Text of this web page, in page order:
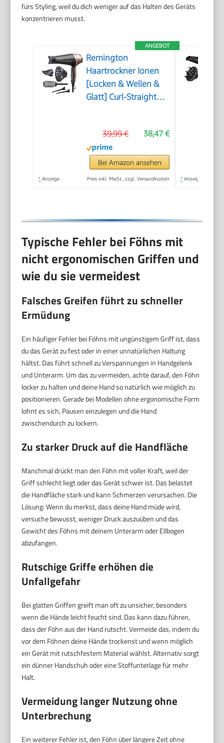
fürs Styling, weil du dich weniger auf das Halten des Geräts
konzentrieren musst.
ANGEBOT
Remington
Haartrockner Ionen
[Locken & Wellen &
Glatt] Curl-Straight
konisch & Locken-
Stylingdüse &
Diffusor, 45mm
Rundbürste &
38,47 €
39,99 €
Bei Amazon ansehen
* Anzeige Preis inkl. MwSt., zzgl. Versandkosten * Anzeige
Typische Fehler bei Föhns mit
nicht ergonomischen Griffen und
wie du sie vermeidest
Falsches Greifen führt zu schneller
Ermüdung
Ein häufiger Fehler bei Föhns mit ungünstigem Griff ist, dass
du das Gerät zu fest oder in einer unnatürlichen Haltung
hältst. Das führt schnell zu Verspannungen in Handgelenk
und Unterarm. Um das zu vermeiden, achte darauf, den Föhn
locker zu halten und deine Hand so natürlich wie möglich zu
positionieren. Gerade bei Modellen ohne ergonomische Form
lohnt es sich, Pausen einzulegen und die Hand
zwischendurch zu lockern.
Zu starker Druck auf die Handfläche
Manchmal drückt man den Föhn mit voller Kraft, weil der
Griff schlecht liegt oder das Gerät schwer ist. Das belastet
die Handfläche stark und kann Schmerzen verursachen. Die
Lösung: Wenn du merkst, dass deine Hand müde wird,
versuche bewusst, weniger Druck auszuüben und das
Gewicht des Föhns mit deinem Unterarm oder Ellbogen
abzufangen.
Rutschige Griffe erhöhen die
Unfallgefahr
Bei glatten Griffen greift man oft zu unsicher, besonders
wenn die Hände leicht feucht sind. Das kann dazu führen,
dass der Föhn aus der Hand rutscht. Vermeide das, indem du
vor dem Föhnen deine Hände trockenst und wenn möglich
ein Gerät mit rutschfestem Material wählst. Alternativ sorgt
ein dünner Handschuh oder eine Stoffunterlage für mehr
Halt.
Vermeidung langer Nutzung ohne
Unterbrechung
Ein weiterer Fehler ist, den Föhn über längere Zeit ohne